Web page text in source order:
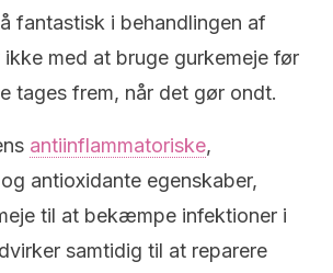
fantastisk i behandlingen af
ikke med at bruge gurkemeje før
tages frem, når det gør ondt.
antiinflammatoriske,
antioxidante egenskaber,
til at bekæmpe infektioner i
samtidig til at reparere